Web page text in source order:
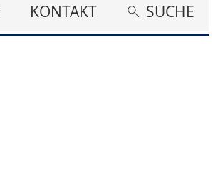
KONTAKT SUCHE